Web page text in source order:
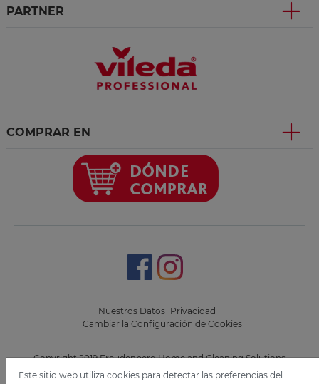
PARTNER
COMPRAR EN
Copyright 2019 Freudenberg Home and Cleaning Solutions
GmbH.
Nuestros Datos Privacidad
Cambiar la Configuración de Cookies
Este sitio web utiliza cookies para detectar las preferencias del